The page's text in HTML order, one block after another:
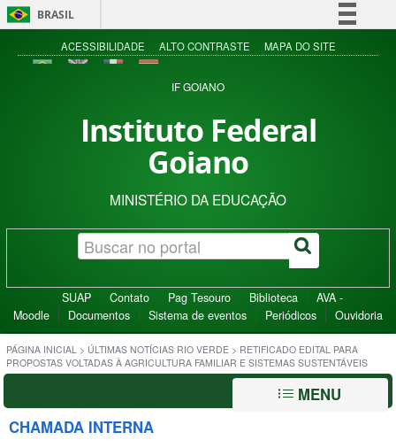
BRASIL
Simplifique!
Acesso à informação
ACESSIBILIDADE ALTO CONTRASTE MAPA DO SITE
IF GOIANO
Instituto Federal
Goiano
MINISTÉRIO DA EDUCAÇÃO
SUAP Contato Pag Tesouro Biblioteca
AVA -
Moodle
Documentos Sistema de eventos Periódicos Ouvidoria
PÁGINA INICIAL > ÚLTIMAS NOTÍCIAS RIO VERDE > RETIFICADO EDITAL PARA
PROPOSTAS VOLTADAS À AGRICULTURA FAMILIAR E SISTEMAS SUSTENTÁVEIS
MENU
CHAMADA INTERNA